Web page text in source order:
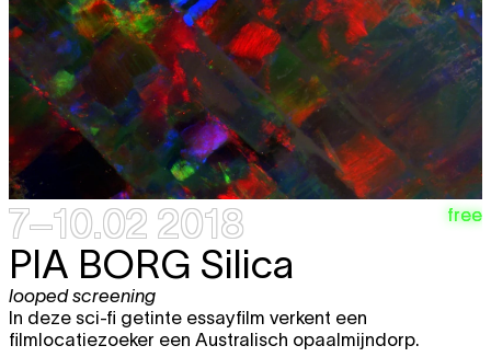
7–10.02 2018 free
PIA BORG Silica
looped screening
In deze sci-fi getinte essayfilm verkent een
filmlocatiezoeker een Australisch opaalmijndorp.